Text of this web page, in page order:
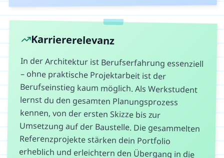
Karriererelevanz
In der Architektur ist Berufserfahrung essenziell
– ohne praktische Projektarbeit ist der
Berufseinstieg kaum möglich. Als Werkstudent
lernst du den gesamten Planungsprozess
kennen, von der ersten Skizze bis zur
Umsetzung auf der Baustelle. Die gesammelten
Referenzprojekte stärken dein Portfolio
erheblich und erleichtern den Übergang in die